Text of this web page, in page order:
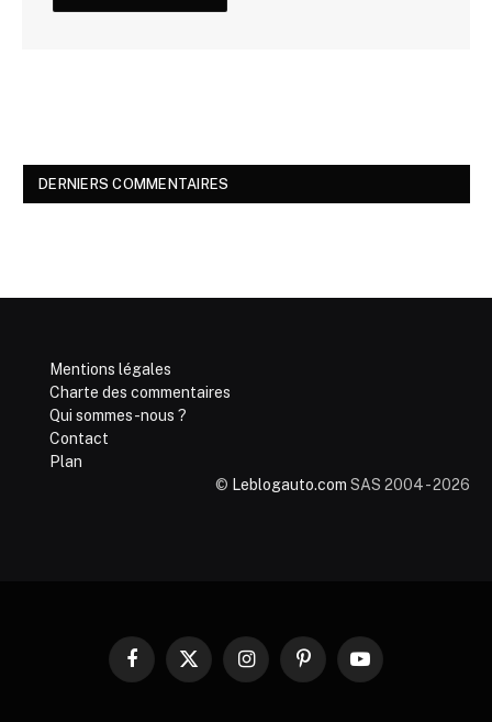
DERNIERS COMMENTAIRES
Mentions légales
Charte des commentaires
Qui sommes-nous ?
Contact
Plan
© Leblogauto.com SAS 2004 - 2026
Facebook
X
InstagramPinterestYouTube